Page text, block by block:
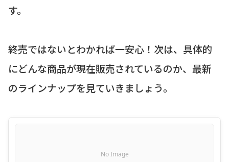
す。
終売ではないとわかれば一安心！次は、具体的
にどんな商品が現在販売されているのか、最新
のラインナップを見ていきましょう。
No Image